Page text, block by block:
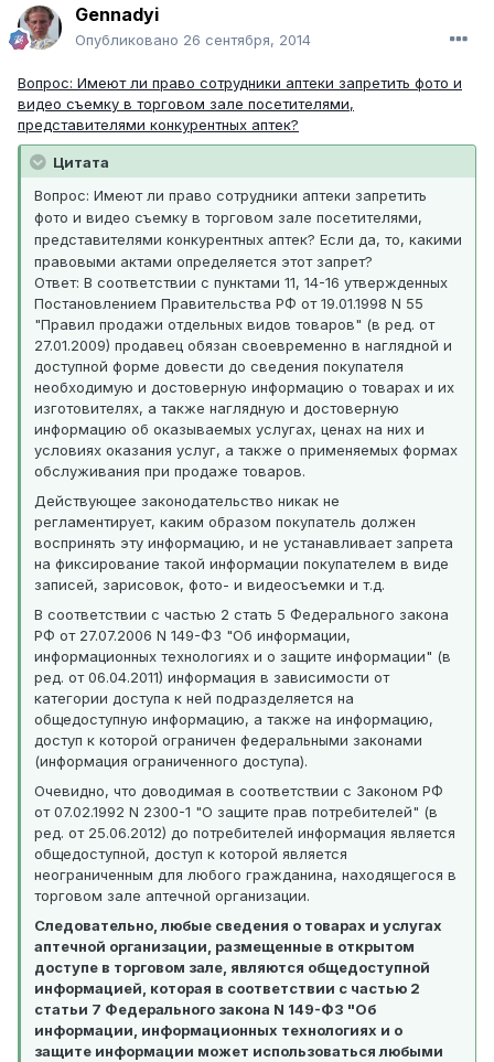
Gennadyi
Опубликовано 26 сентября, 2014
Вопрос: Имеют ли право сотрудники аптеки запретить фото и
видео съемку в торговом зале посетителями,
представителями конкурентных аптек?
Цитата
Вопрос: Имеют ли право сотрудники аптеки запретить
фото и видео съемку в торговом зале посетителями,
представителями конкурентных аптек? Если да, то, какими
правовыми актами определяется этот запрет?
Ответ: В соответствии с пунктами 11, 14-16 утвержденных
Постановлением Правительства РФ от 19.01.1998 N 55
"Правил продажи отдельных видов товаров" (в ред. от
27.01.2009) продавец обязан своевременно в наглядной и
доступной форме довести до сведения покупателя
необходимую и достоверную информацию о товарах и их
изготовителях, а также наглядную и достоверную
информацию об оказываемых услугах, ценах на них и
условиях оказания услуг, а также о применяемых формах
обслуживания при продаже товаров.
Действующее законодательство никак не
регламентирует, каким образом покупатель должен
воспринять эту информацию, и не устанавливает запрета
на фиксирование такой информации покупателем в виде
записей, зарисовок, фото- и видеосъемки и т.д.
В соответствии с частью 2 стать 5 Федерального закона
РФ от 27.07.2006 N 149-ФЗ "Об информации,
информационных технологиях и о защите информации" (в
ред. от 06.04.2011) информация в зависимости от
категории доступа к ней подразделяется на
общедоступную информацию, а также на информацию,
доступ к которой ограничен федеральными законами
(информация ограниченного доступа).
Очевидно, что доводимая в соответствии с Законом РФ
от 07.02.1992 N 2300-1 "О защите прав потребителей" (в
ред. от 25.06.2012) до потребителей информация является
общедоступной, доступ к которой является
неограниченным для любого гражданина, находящегося в
торговом зале аптечной организации.
Следовательно, любые сведения о товарах и услугах
аптечной организации, размещенные в открытом
доступе в торговом зале, являются общедоступной
информацией, которая в соответствии с частью 2
статьи 7 Федерального закона N 149-ФЗ "Об
информации, информационных технологиях и о
защите информации может использоваться любыми